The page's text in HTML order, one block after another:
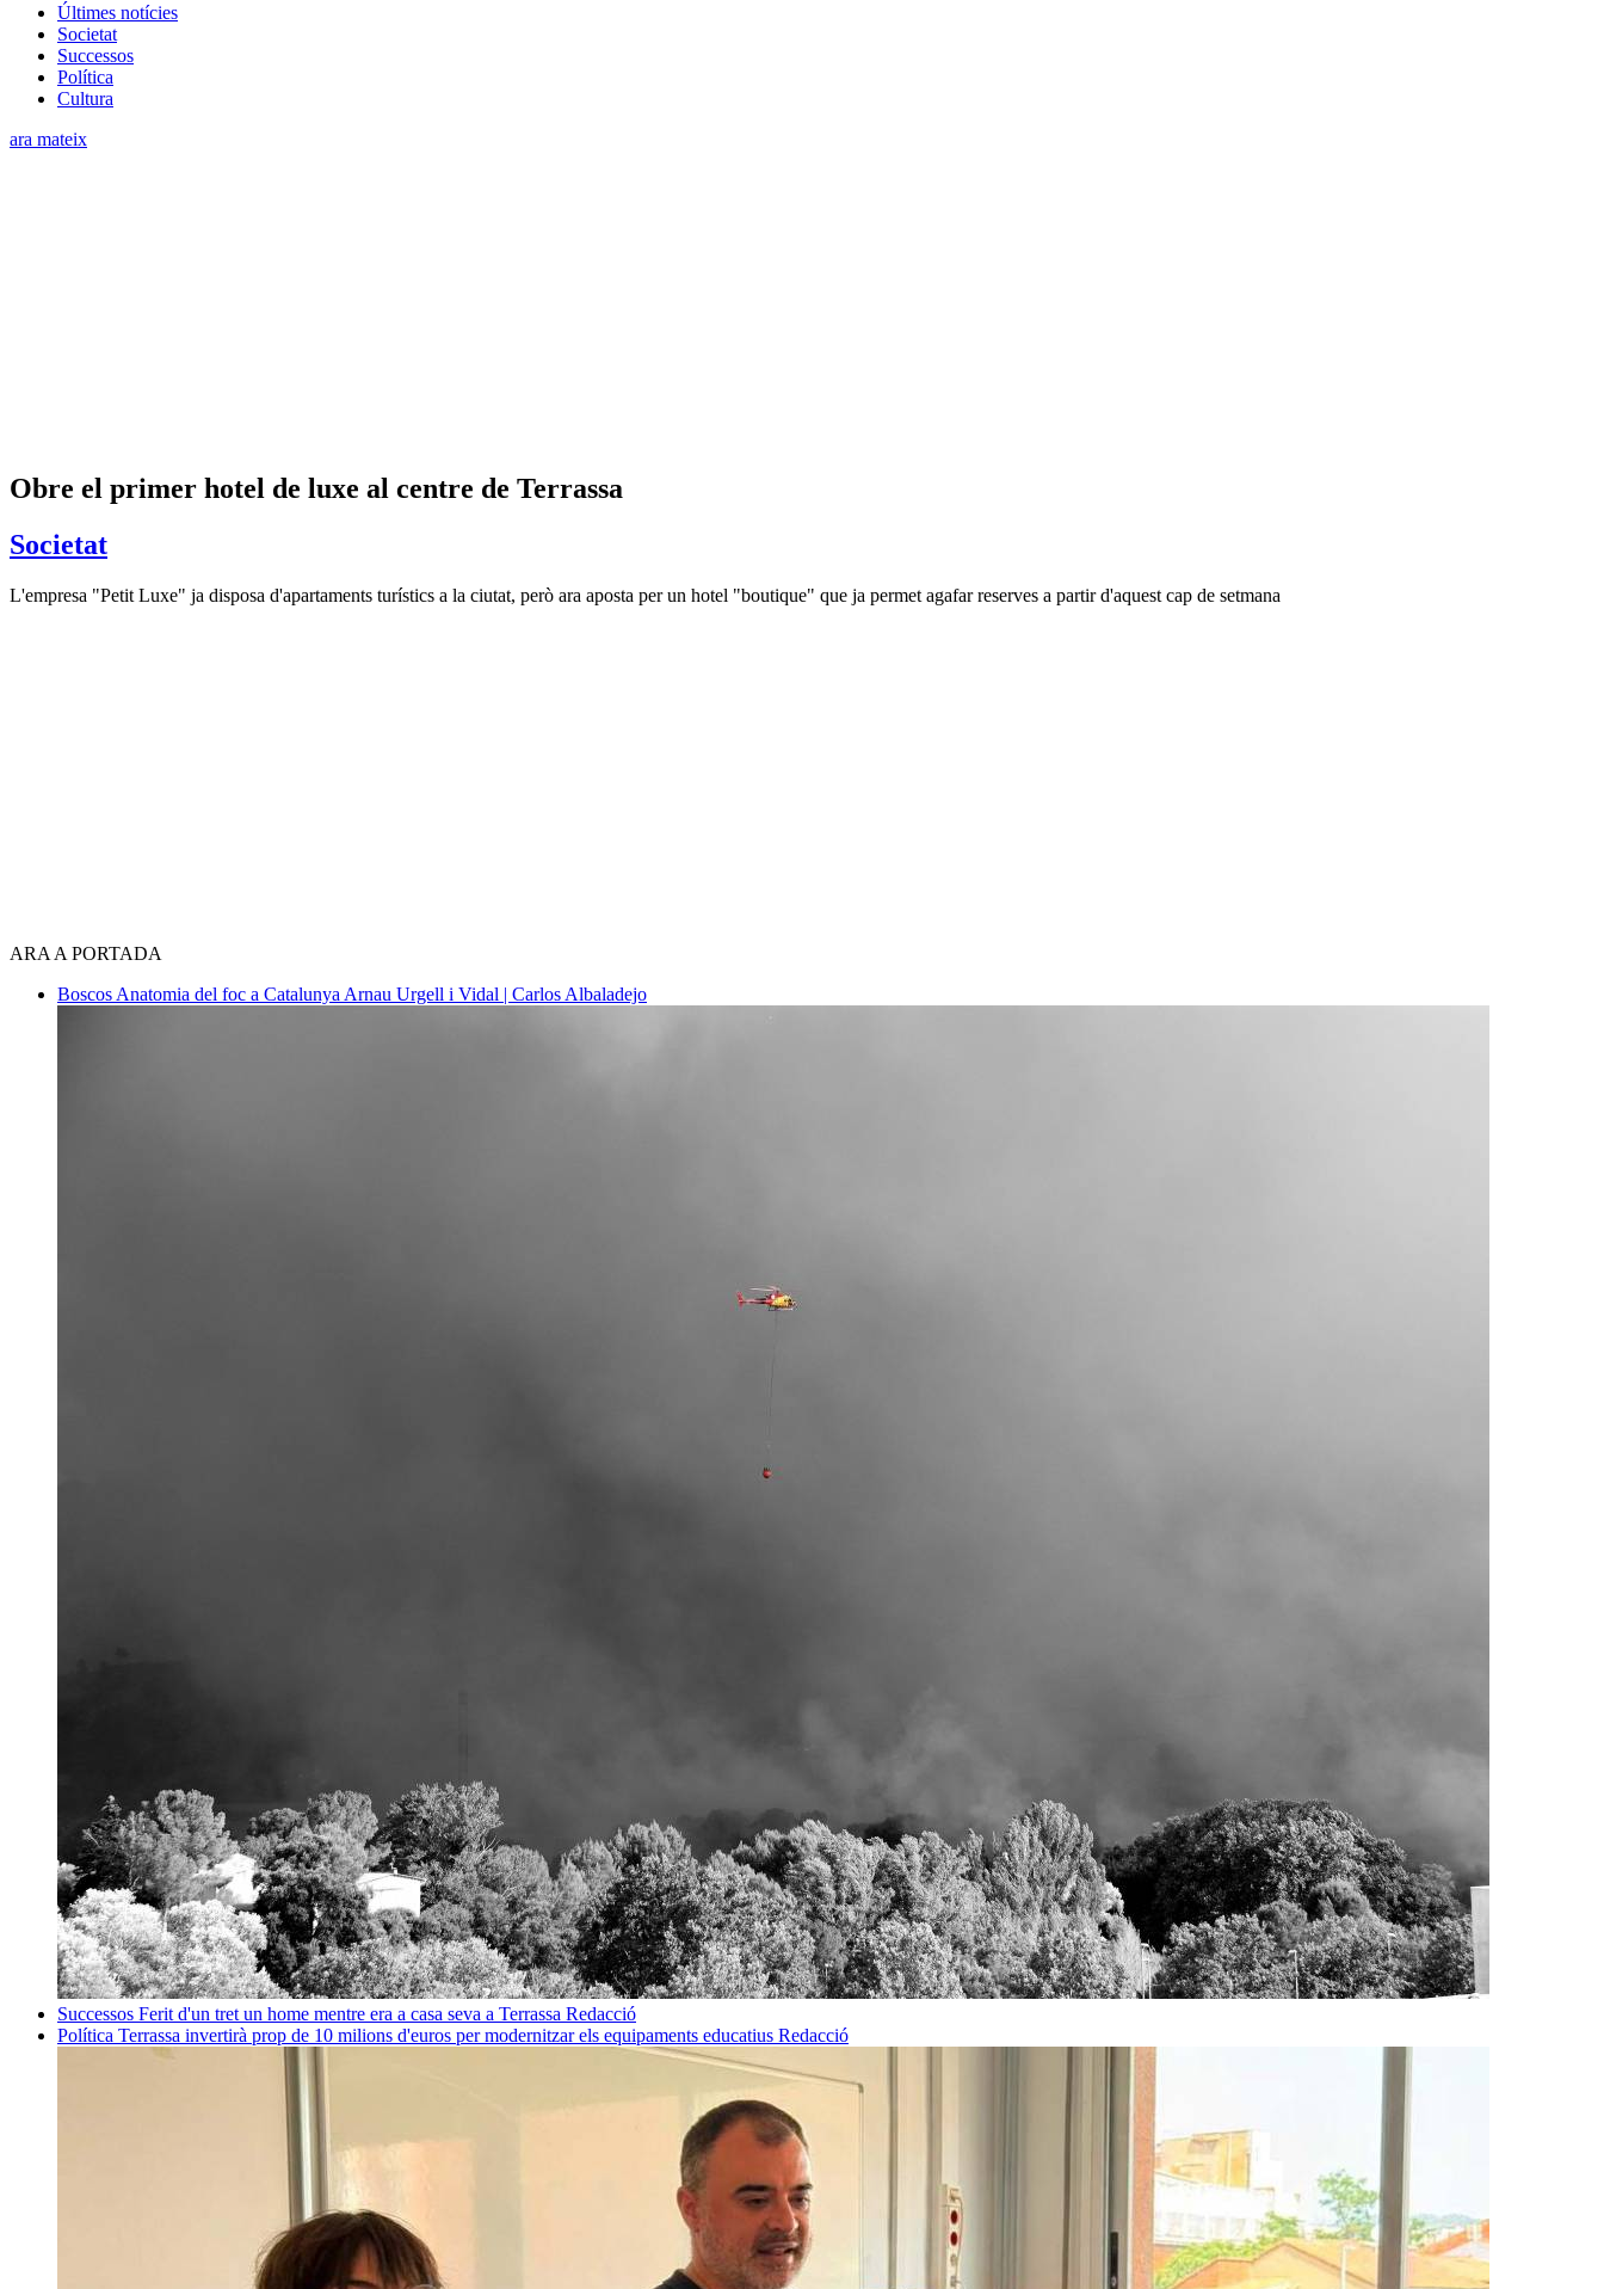
Últimes notícies
Societat
Successos
Política
Cultura
ara mateix
Obre el primer hotel de luxe al centre de Terrassa
Societat
L'empresa "Petit Luxe" ja disposa d'apartaments turístics a la ciutat, però ara aposta per un hotel "boutique" que ja permet agafar reserves a partir d'aquest cap de setmana
ARA A PORTADA
Boscos Anatomia del foc a Catalunya Arnau Urgell i Vidal | Carlos Albaladejo
Successos Ferit d'un tret un home mentre era a casa seva a Terrassa Redacció
Política Terrassa invertirà prop de 10 milions d'euros per modernitzar els equipaments educatius Redacció